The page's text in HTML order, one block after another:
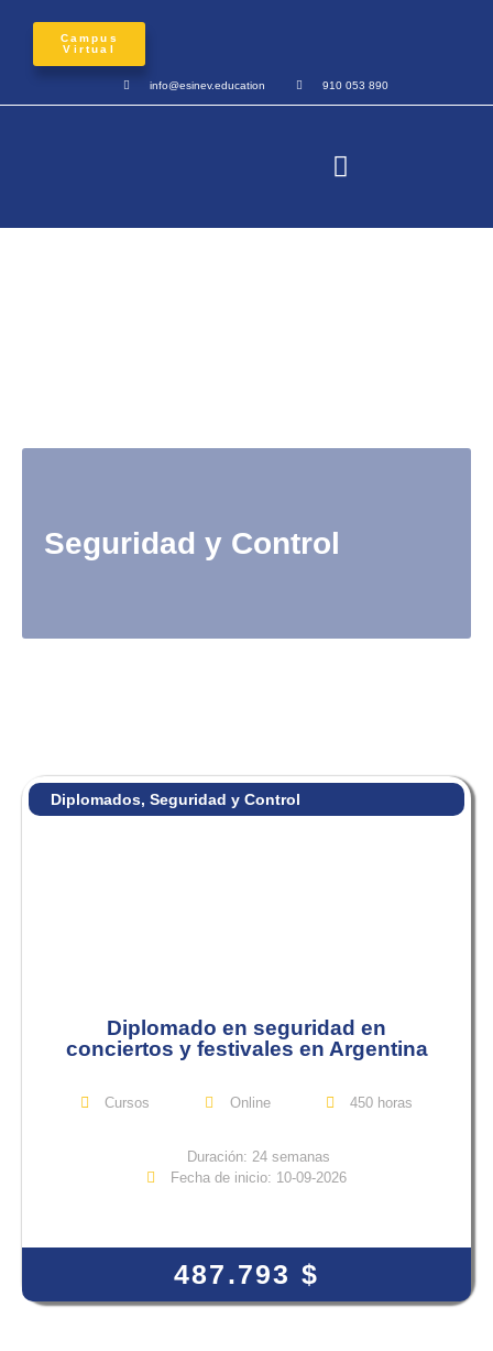
Campus
Virtual
info@esinev.education 910 053 890
Seguridad y Control
Diplomados,Seguridad y Control
Diplomado en seguridad en
conciertos y festivales en Argentina
Cursos Online 450 horas
Duración: 24 semanas
Fecha de inicio: 10-09-2026
487.793 $